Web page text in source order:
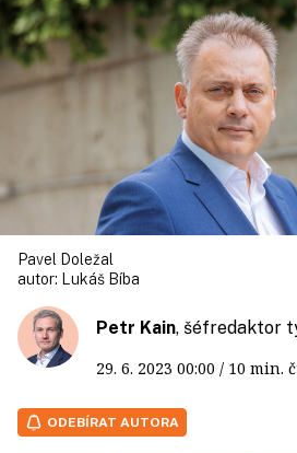
Pavel Doležal
autor:
Lukáš Bíba
Petr Kain, šéfredaktor
29. 6. 2023 00:00 / 10 min.
ODEBÍRAT AUTORA